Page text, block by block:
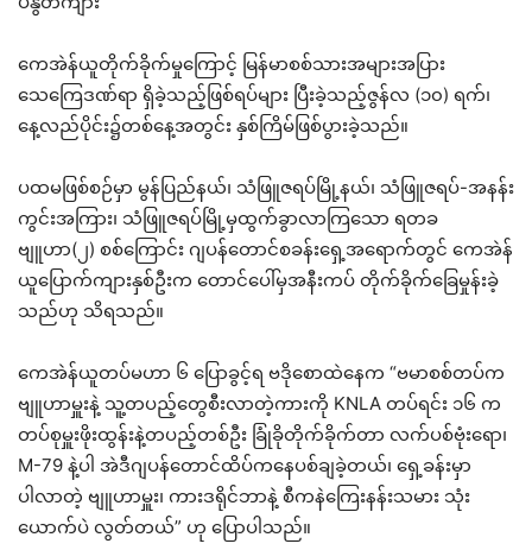
ကေအဲန်ယူတိုက်ခိုက်မှုကြောင့် မြန်မာစစ်သားအများအပြား
သေကြေဒဏ်ရာ ရှိခဲ့သည့်ဖြစ်ရပ်များ ပြီးခဲ့သည့်ဇွန်လ (၁၀) ရက်၊
နေ့လည်ပိုင်း၌တစ်နေ့အတွင်း နှစ်ကြိမ်ဖြစ်ပွားခဲ့သည်။
ပထမဖြစ်စဉ်မှာ မွန်ပြည်နယ်၊ သံဖြူဇရပ်မြို့နယ်၊ သံဖြူဇရပ်-အနန်း
ကွင်းအကြား၊ သံဖြူဇရပ်မြို့မှထွက်ခွာလာကြသော ရတခ
ဗျူဟာ(၂) စစ်ကြောင်း ဂျပန်တောင်စခန်းရှေ့အရောက်တွင် ကေအဲန်
ယူပြောက်ကျားနှစ်ဦးက တောင်ပေါ်မှအနီးကပ် တိုက်ခိုက်ခြေမှုန်းခဲ့
သည်ဟု သိရသည်။
ကေအဲန်ယူတပ်မဟာ ၆ ပြောခွင့်ရ ဗဒိုစောထဲနေက “ဗမာစစ်တပ်က
ဗျူဟာမှူးနဲ့ သူ့တပည့်တွေစီးလာတဲ့ကားကို KNLA တပ်ရင်း ၁၆ က
တပ်စုမှူးဖိုးထွန်းနဲ့တပည့်တစ်ဦး ခြုံခိုတိုက်ခိုက်တာ လက်ပစ်ဗုံးရော၊
M-79 နဲ့ပါ အဲဒီဂျပန်တောင်ထိပ်ကနေပစ်ချခဲ့တယ်၊ ရှေ့ခန်းမှာ
ပါလာတဲ့ ဗျူဟာမှူး၊ ကားဒရိုင်ဘာနဲ့ စီကနဲကြေးနန်းသမား သုံး
ယောက်ပဲ လွတ်တယ်” ဟု ပြောပါသည်။